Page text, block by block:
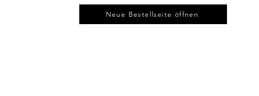
Neue Bestellseite öffnen